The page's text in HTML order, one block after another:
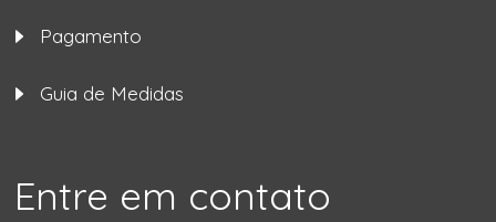
Pagamento
Guia de Medidas
Entre em contato